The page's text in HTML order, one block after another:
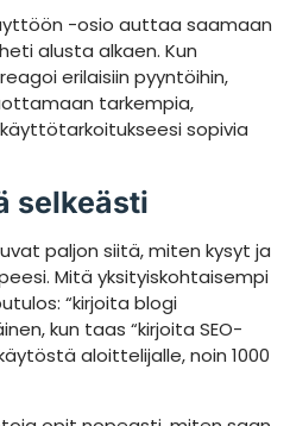
-osio auttaa saamaan
alusta alkaen. Kun
erilaisiin pyyntöihin,
tarkempia,
sopivia
selkeästi
paljon siitä, miten kysyt ja
Mitä yksityiskohtaisempi
“kirjoita blogi
kun taas “kirjoita SEO-
aloittelijalle, noin 1000